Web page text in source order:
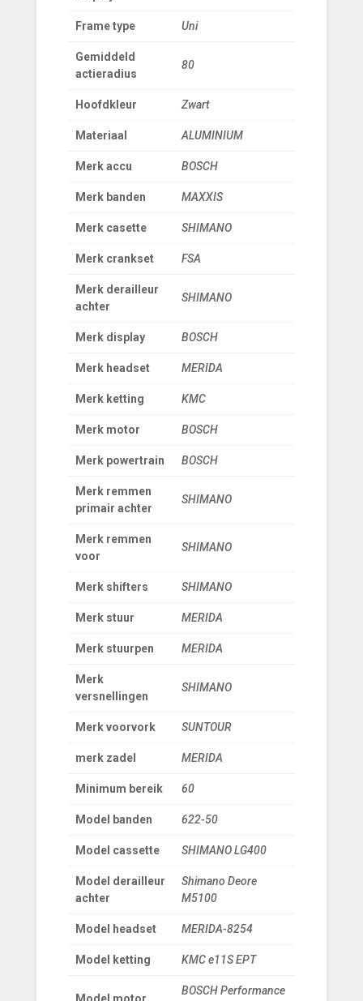
Frame type Uni
Gemiddeld
actieradius
80
Hoofdkleur Zwart
Materiaal ALUMINIUM
Merk accu BOSCH
Merk banden MAXXIS
Merk casette SHIMANO
Merk crankset FSA
Merk derailleur
achter
SHIMANO
Merk display BOSCH
Merk headset MERIDA
Merk ketting KMC
Merk motor BOSCH
Merk powertrain BOSCH
Merk remmen
primair achter
SHIMANO
Merk remmen
voor
SHIMANO
Merk shifters SHIMANO
Merk stuur MERIDA
Merk stuurpen MERIDA
Merk
versnellingen
SHIMANO
Merk voorvork SUNTOUR
merk zadel MERIDA
Minimum bereik 60
Model banden 622-50
Model cassette SHIMANO LG400
Model derailleur
achter
Shimano Deore
M5100
Model headset MERIDA-8254
Model ketting KMC e11S EPT
Model motor
BOSCH Performance